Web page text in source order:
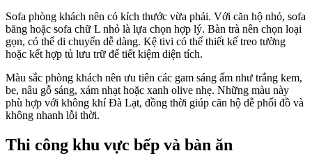
Sofa phòng khách nên có kích thước vừa phải. Với căn hộ nhỏ, sofa
băng hoặc sofa chữ L nhỏ là lựa chọn hợp lý. Bàn trà nên chọn loại
gọn, có thể di chuyển dễ dàng. Kệ tivi có thể thiết kế treo tường
hoặc kết hợp tủ lưu trữ để tiết kiệm diện tích.
Màu sắc phòng khách nên ưu tiên các gam sáng ấm như trắng kem,
be, nâu gỗ sáng, xám nhạt hoặc xanh olive nhẹ. Những màu này
phù hợp với không khí Đà Lạt, đồng thời giúp căn hộ dễ phối đồ và
không nhanh lỗi thời.
Thi công khu vực bếp và bàn ăn